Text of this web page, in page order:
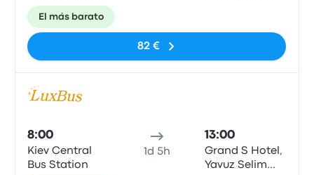
32, Kyiv
El más barato
82 €
8:00
Kiev Central
Bus Station
1d 5h
13:00
Grand S Hotel,
Yavuz Selim